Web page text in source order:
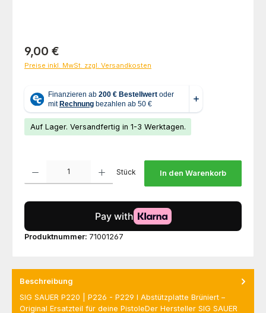
Regulärer Preis:
9,00 €
Preise inkl. MwSt. zzgl. Versandkosten
Auf Lager. Versandfertig in 1-3 Werktagen.
Stück In den Warenkorb
Produktnummer: 71001267
Beschreibung
SIG SAUER P220 | P226 - P229 I Abstützplatte Brüniert –
Original Ersatzteil für deine PistoleDer Hersteller SIG SAUER